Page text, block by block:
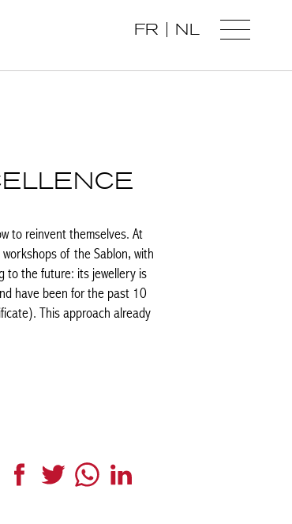
FR
NL
to reinvent themselves. At
of the Sablon, with
to the future: its jewellery is
have been for the past 10
This approach already
FacebookTwitter WhatsApp